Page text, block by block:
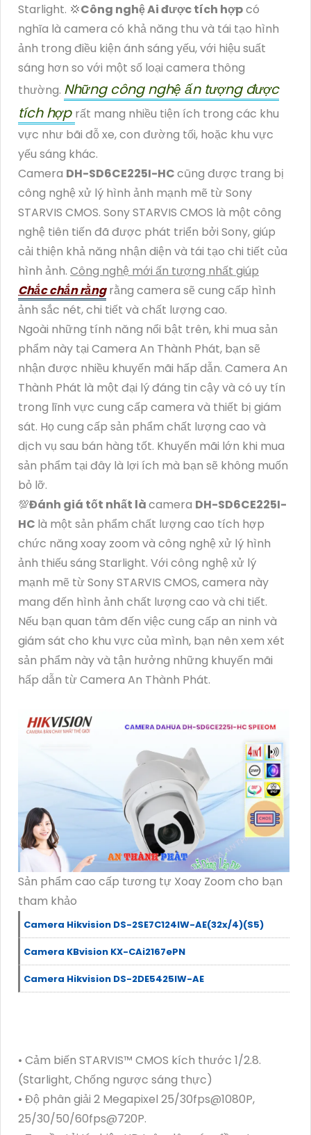
Starlight. 💢Công nghệ Ai được tích hợpcó
nghĩa là camera có khả năng thu và tái tạo hình
ảnh trong điều kiện ánh sáng yếu, với hiệu suất
sáng hơn so với một số loại camera thông
thường. Những công nghệ ấn tượng được
tích hợp rất mang nhiều tiện ích trong các khu
vực như bãi đỗ xe, con đường tối, hoặc khu vực
yếu sáng khác.
Camera DH-SD6CE225I-HCcũng được trang bị
công nghệ xử lý hình ảnh mạnh mẽ từ Sony
STARVIS CMOS. Sony STARVIS CMOS là một công
nghệ tiên tiến đã được phát triển bởi Sony, giúp
cải thiện khả năng nhận diện và tái tạo chi tiết của
hình ảnh. Công nghệ mới ấn tượng nhất giúp
Chắc chắn rằngrằng camera sẽ cung cấp hình
ảnh sắc nét, chi tiết và chất lượng cao.
Ngoài những tính năng nổi bật trên, khi mua sản
phẩm này tại Camera An Thành Phát, bạn sẽ
nhận được nhiều khuyến mãi hấp dẫn. Camera An
Thành Phát là một đại lý đáng tin cậy và có uy tín
trong lĩnh vực cung cấp camera và thiết bị giám
sát. Họ cung cấp sản phẩm chất lượng cao và
dịch vụ sau bán hàng tốt. Khuyến mãi lớn khi mua
sản phẩm tại đây là lợi ích mà bạn sẽ không muốn
bỏ lỡ.
💯Đánh giá tốt nhất làcamera DH-SD6CE225I-
HC là một sản phẩm chất lượng cao tích hợp
chức năng xoay zoom và công nghệ xử lý hình
ảnh thiếu sáng Starlight. Với công nghệ xử lý
mạnh mẽ từ Sony STARVIS CMOS, camera này
mang đến hình ảnh chất lượng cao và chi tiết.
Nếu bạn quan tâm đến việc cung cấp an ninh và
giám sát cho khu vực của mình, bạn nên xem xét
sản phẩm này và tận hưởng những khuyến mãi
hấp dẫn từ Camera An Thành Phát.
Sản phẩm cao cấp tương tự Xoay Zoom cho bạn
tham khảo
Camera Hikvision DS-2SE7C124IW-AE(32x/4)(S5)
Camera KBvision KX-CAi2167ePN
Camera Hikvision DS-2DE5425IW-AE
• Cảm biến STARVIS™ CMOS kích thước 1/2.8.
(Starlight, Chống ngược sáng thực)
• Độ phân giải 2 Megapixel 25/30fps@1080P,
25/30/50/60fps@720P.